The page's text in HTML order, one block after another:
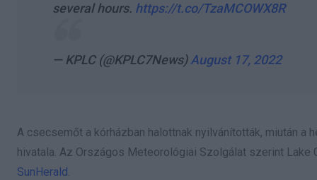
several hours. https://t.co/TzaMCOWX8R
— KPLC (@KPLC7News)August 17, 2022
A csecsemőt a kórházban halottnak nyilvánították, miután
hivatala. Az Országos Meteorológiai Szolgálat szerint
SunHerald.